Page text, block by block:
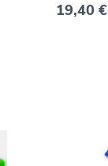
19,40 €